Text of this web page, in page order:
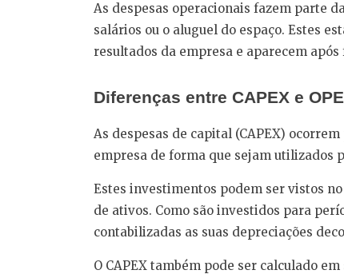
As despesas operacionais fazem parte
salários ou o aluguel do espaço. Estes
resultados da empresa e aparecem
Diferenças entre CAPEX e
As despesas de capital (CAPEX)
empresa de forma que sejam utilizados
Estes investimentos podem ser vistos
de ativos. Como são investidos para
contabilizadas as suas depreciações
O CAPEX também pode ser calculado